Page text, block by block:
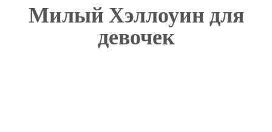
Милый Хэллоуин для
девочек